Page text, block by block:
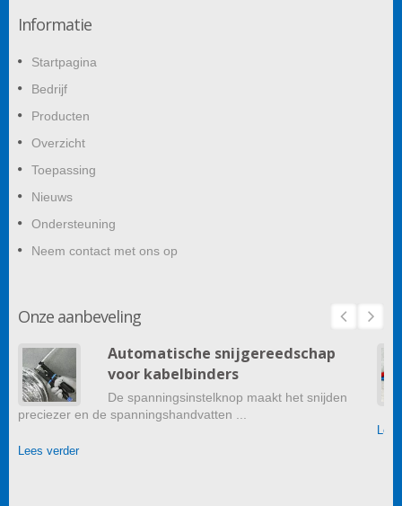
Informatie
Startpagina
Bedrijf
Producten
Overzicht
Toepassing
Nieuws
Ondersteuning
Neem contact met ons op
Onze aanbeveling
Automatische snijgereedschap
voor kabelbinders
De spanningsinstelknop maakt het snijden
preciezer en de spanningshandvatten ...
Lees verder